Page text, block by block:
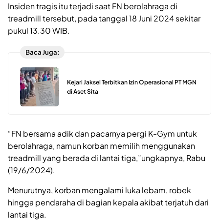
Insiden tragis itu terjadi saat FN berolahraga di
treadmill tersebut, pada tanggal 18 Juni 2024 sekitar
pukul 13.30 WIB.
Baca Juga:
Kejari Jaksel Terbitkan Izin Operasional PT MGN
di Aset Sita
“FN bersama adik dan pacarnya pergi K-Gym untuk
berolahraga, namun korban memilih menggunakan
treadmill yang berada di lantai tiga,”ungkapnya, Rabu
(19/6/2024).
Menurutnya, korban mengalami luka lebam, robek
hingga pendaraha di bagian kepala akibat terjatuh dari
lantai tiga.